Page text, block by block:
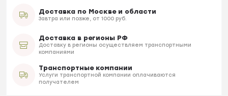
Доставка по Москве и области
Завтра или позже, от 1000 руб.
Доставка в регионы РФ
Доставку в регионы осуществляем транспортными
компаниями
Транспортные компании
Услуги транспортной компании оплачиваются
получателем